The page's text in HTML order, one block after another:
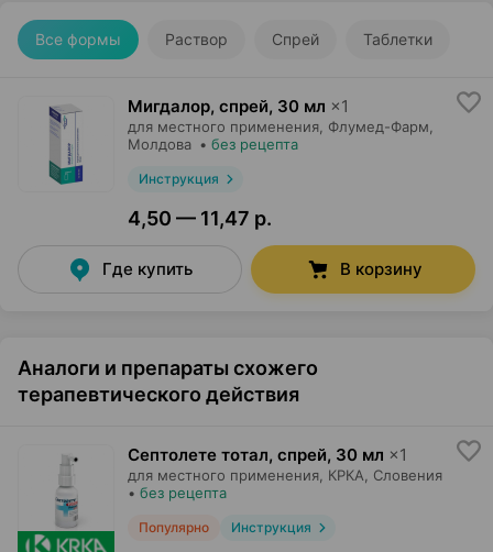
Все формы Раствор Спрей Таблетки
Мигдалор, спрей, 30 мл ×1
для местного применения, Флумед-Фарм
Молдова • без рецепта
Инструкция
4,50 — 11,47 р.
Где купить В корзину
Аналоги и препараты схожего
терапевтического действия
Септолете тотал, спрей, 30 мл ×1
для местного применения, КРКА , Словения
• без рецепта
Популярно Инструкция